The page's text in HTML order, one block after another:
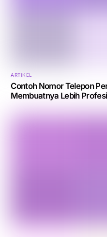
ARTIKEL
Contoh Nomor Telepon
Membuatnya Lebih